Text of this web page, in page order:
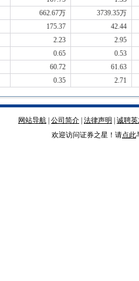
662.67万
3739.35万
175.37
42.44
2.23
2.95
0.65
0.53
60.72
61.63
0.35 2.71
网站导航 公司简介 法律声明
诚聘
欢迎访问证券之星！请点此